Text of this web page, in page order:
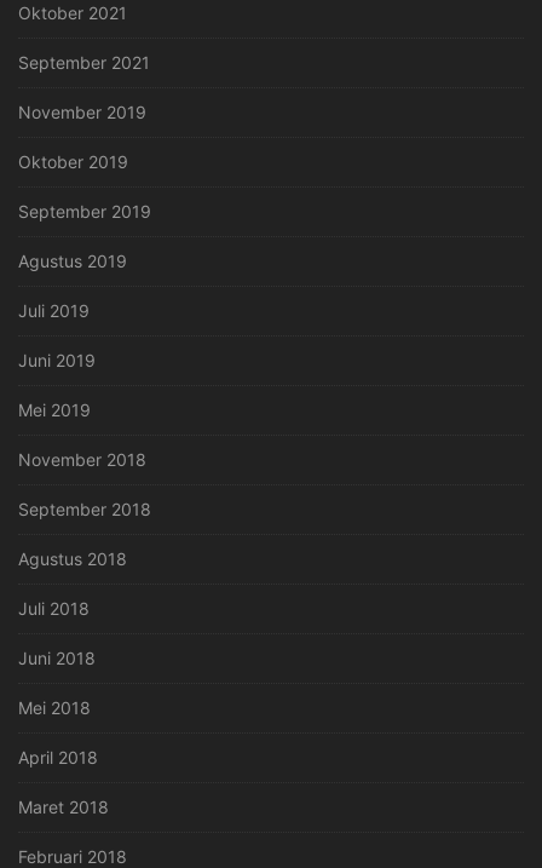
Oktober 2021
September 2021
November 2019
Oktober 2019
September 2019
Agustus 2019
Juli 2019
Juni 2019
Mei 2019
November 2018
September 2018
Agustus 2018
Juli 2018
Juni 2018
Mei 2018
April 2018
Maret 2018
Februari 2018